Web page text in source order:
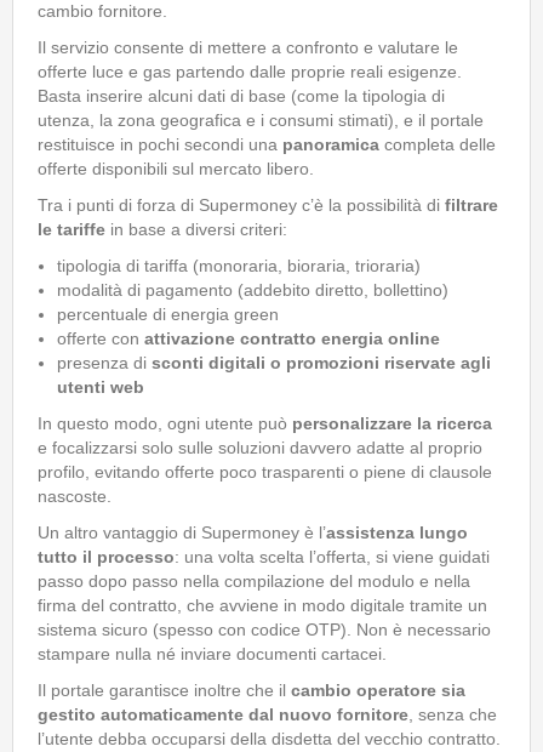
cambio fornitore.
Il servizio consente di mettere a confronto e valutare le
offerte luce e gas partendo dalle proprie reali esigenze.
Basta inserire alcuni dati di base (come la tipologia di
utenza, la zona geografica e i consumi stimati), e il portale
restituisce in pochi secondi una panoramica completa delle
offerte disponibili sul mercato libero.
Tra i punti di forza di Supermoney c’è la possibilità di filtrare
le tariffe in base a diversi criteri:
tipologia di tariffa (monoraria, bioraria, trioraria)
modalità di pagamento (addebito diretto, bollettino)
percentuale di energia green
offerte con attivazione contratto energia online
presenza di sconti digitali o promozioni riservate agli
utenti web
In questo modo, ogni utente può personalizzare la ricerca
e focalizzarsi solo sulle soluzioni davvero adatte al proprio
profilo, evitando offerte poco trasparenti o piene di clausole
nascoste.
Un altro vantaggio di Supermoney è l’assistenza lungo
tutto il processo: una volta scelta l’offerta, si viene guidati
passo dopo passo nella compilazione del modulo e nella
firma del contratto, che avviene in modo digitale tramite un
sistema sicuro (spesso con codice OTP). Non è necessario
stampare nulla né inviare documenti cartacei.
Il portale garantisce inoltre che il cambio operatore sia
gestito automaticamente dal nuovo fornitore , senza che
l’utente debba occuparsi della disdetta del vecchio contratto.